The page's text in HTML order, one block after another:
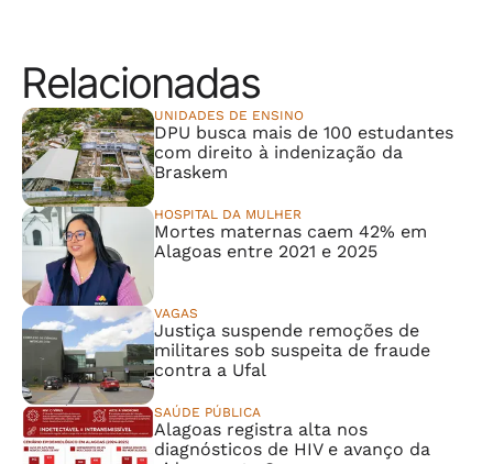
Relacionadas
UNIDADES DE ENSINO
DPU busca mais de 100 estudantes
com direito à indenização da
Braskem
HOSPITAL DA MULHER
Mortes maternas caem 42% em
Alagoas entre 2021 e 2025
VAGAS
Justiça suspende remoções de
militares sob suspeita de fraude
contra a Ufal
SAÚDE PÚBLICA
Alagoas registra alta nos
diagnósticos de HIV e avanço da